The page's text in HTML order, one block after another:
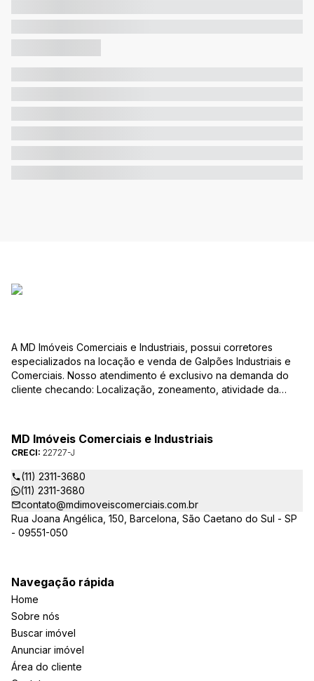
A MD Imóveis Comerciais e Industriais, possui corretores
especializados na locação e venda de Galpões Industriais e
Comerciais. Nosso atendimento é exclusivo na demanda do
cliente checando: Localização, zoneamento, atividade da
atender de verdade a sua necessidade!
MD Imóveis Comerciais e Industriais
CRECI: 22727-J
(11) 2311-3680
(11) 2311-3680
contato@mdimoveiscomerciais.com.br
Rua Joana Angélica, 150, Barcelona, São Caetano do Sul - SP
- 09551-050
Navegação rápida
Home
Sobre nós
Buscar imóvel
Anunciar imóvel
Área do cliente